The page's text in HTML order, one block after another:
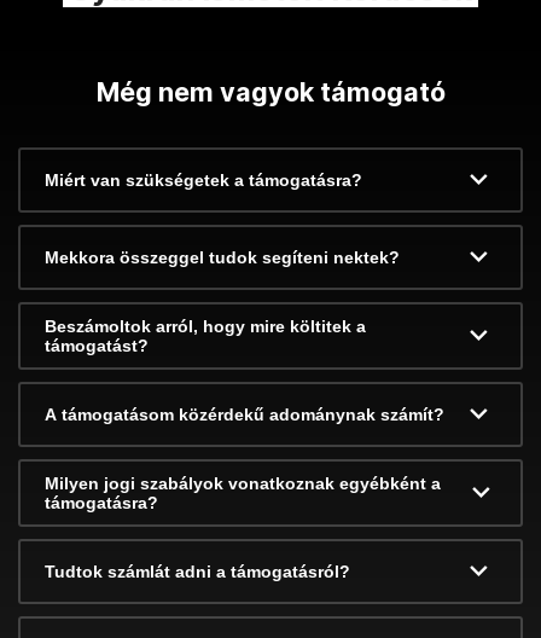
Még nem vagyok támogató
Miért van szükségetek a támogatásra?
Mekkora összeggel tudok segíteni nektek?
Beszámoltok arról, hogy mire költitek a
támogatást?
A támogatásom közérdekű adománynak számít?
Milyen jogi szabályok vonatkoznak egyébként a
támogatásra?
Tudtok számlát adni a támogatásról?